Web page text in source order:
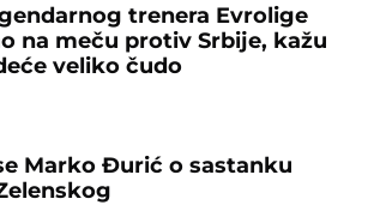
trenera Evrolige
na meču protiv Srbije, kažu
veliko čudo
Marko Đurić o sastanku